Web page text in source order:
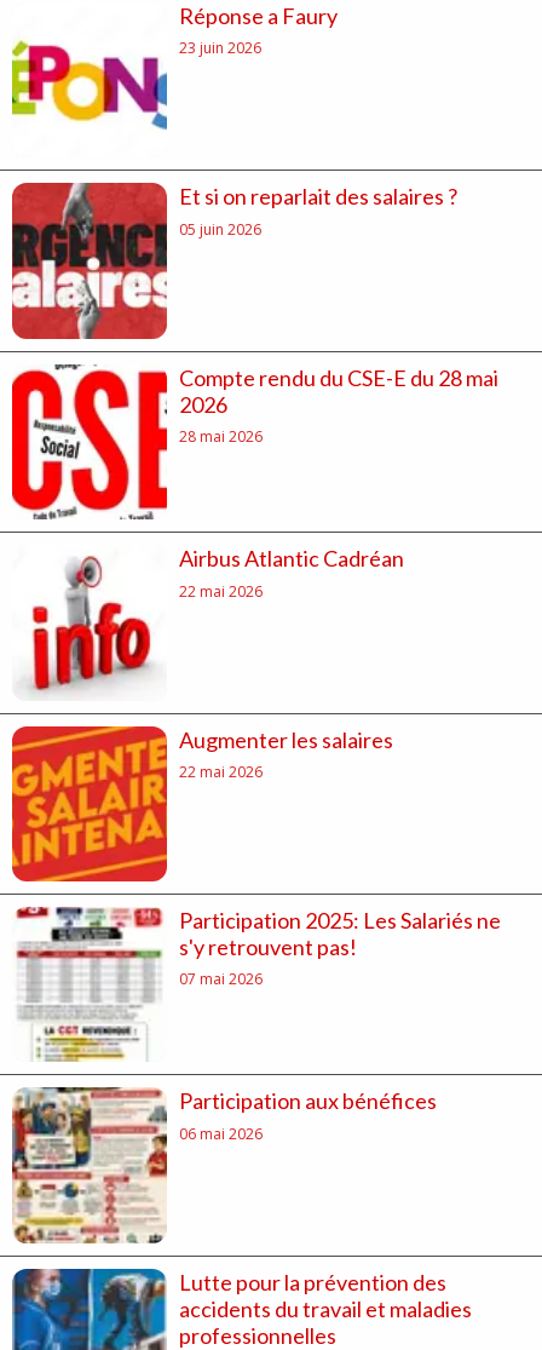
Réponse a Faury
23 juin 2026
Et si on reparlait des salaires ?
05 juin 2026
Compte rendu du CSE-E du 28 mai
2026
28 mai 2026
Airbus Atlantic Cadréan
22 mai 2026
Augmenter les salaires
22 mai 2026
Participation 2025: Les Salariés ne
s'y retrouvent pas!
07 mai 2026
Participation aux bénéfices
06 mai 2026
Lutte pour la prévention des
accidents du travail et maladies
professionnelles